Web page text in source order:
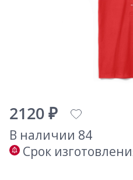
2120 ₽
В наличии 84
Срок